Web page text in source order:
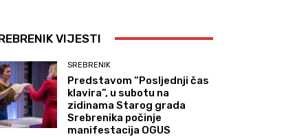
VIJESTI
SREBRENIK
Predstavom “Posljednji čas
klavira”, u subotu na
zidinama Starog grada
Srebrenika počinje
manifestacija OGUS